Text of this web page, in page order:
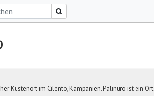
Küstenort im Cilento, Kampanien. Palinuro ist ein